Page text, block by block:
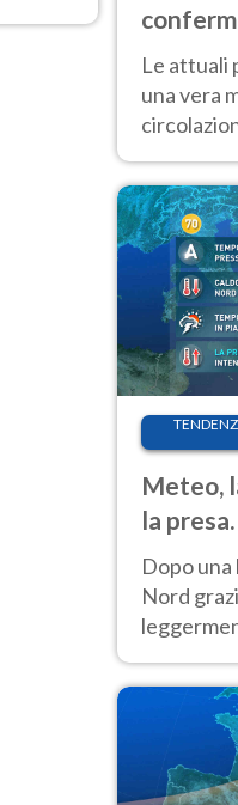
Le attuali
una vera
giorni,
Meteo,
la
Dopo
Nord
africano